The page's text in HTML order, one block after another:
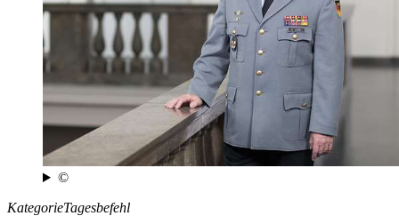
©
KategorieTagesbefehl